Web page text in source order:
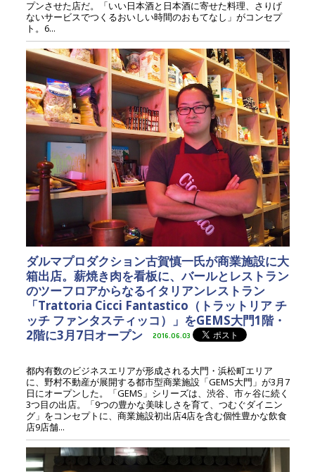
プンさせた店だ。「いい日本酒と日本酒に寄せた料理、さりげ
ないサービスでつくるおいしい時間のおもてなし」がコンセプ
ト。6...
ダルマプロダクション古賀慎一氏が商業施設に大
箱出店。薪焼き肉を看板に、バールとレストラン
のツーフロアからなるイタリアンレストラン
「Trattoria Cicci Fantastico（トラットリア チ
ッチ ファンタスティッコ）」をGEMS大門1階・
2階に3月7日オープン
2016.06.03
都内有数のビジネスエリアが形成される大門・浜松町エリア
に、野村不動産が展開する都市型商業施設「GEMS大門」が3月7
日にオープンした。「GEMS」シリーズは、渋谷、市ヶ谷に続く
3つ目の出店。「9つの豊かな美味しさを育て、つむぐダイニン
グ」をコンセプトに、商業施設初出店4店を含む個性豊かな飲食
店9店舗...